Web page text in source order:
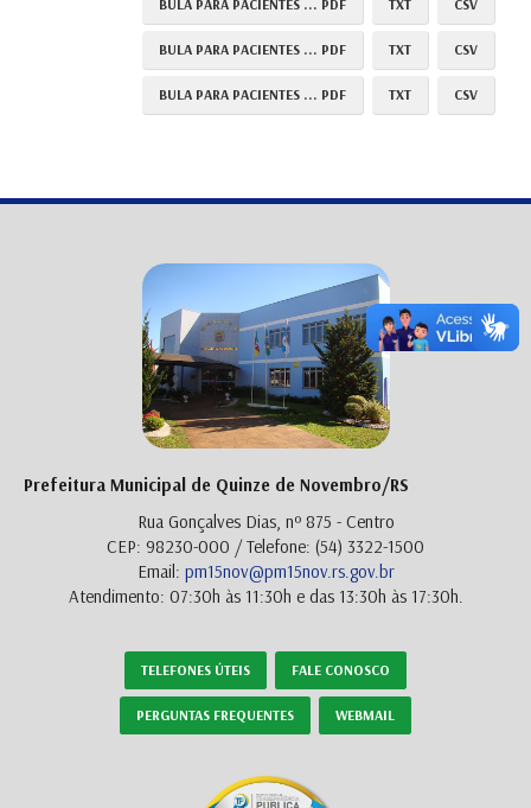
BULA PARA PACIENTES ... PDF TXT CSV
BULA PARA PACIENTES ... PDF TXT CSV
BULA PARA PACIENTES ... PDF TXT CSV
Prefeitura Municipal de Quinze de Novembro/RS
Rua Gonçalves Dias, nº 875 - Centro
CEP: 98230-000 / Telefone: (54) 3322-1500
Email: pm15nov@pm15nov.rs.gov.br
Atendimento: 07:30h às 11:30h e das 13:30h às 17:30h.
TELEFONES ÚTEIS FALE CONOSCO
PERGUNTAS FREQUENTES WEBMAIL